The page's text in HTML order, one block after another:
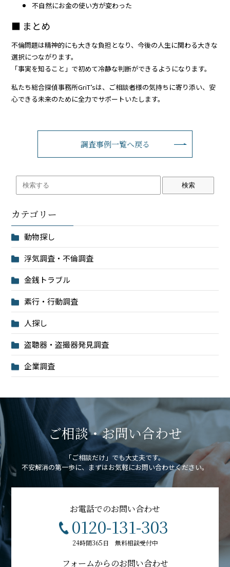
不自然にお金の使い方が変わった
■ まとめ
不倫問題は精神的にも大きな負担となり、今後の人生に関わる大きな
選択につながります。
「事実を知ること」で初めて冷静な判断ができるようになります。
私たち総合探偵事務所GriT’sは、ご相談者様の気持ちに寄り添い、安
心できる未来のために全力でサポートいたします。
調査事例一覧へ戻る
検索
カテゴリー
動物探し
浮気調査・不倫調査
金銭トラブル
素行・行動調査
人探し
盗聴器・盗撮器発見調査
企業調査
ご相談・お問い合わせ
「ご相談だけ」でも大丈夫です。
不安解消の第一歩に、まずはお気軽にお問い合わせください。
お電話でのお問い合わせ
0120-131-303
24時間365日 無料相談受付中
フォームからのお問い合わせ